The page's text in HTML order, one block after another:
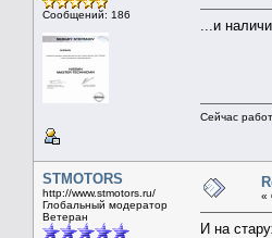
Сообщений: 186
...и
Сейчас
STMOTORS
http://www.stmotors.ru/
Глобальный модератор
Ветеран
«
И на